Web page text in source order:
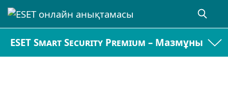
ESET Smart Security Premium – Мазмұны